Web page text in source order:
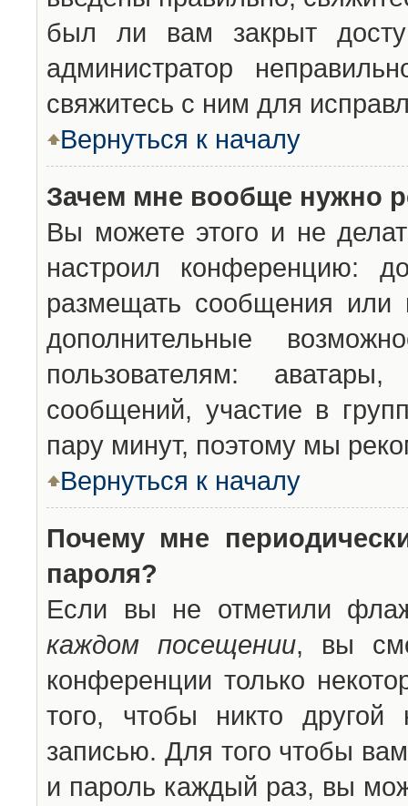
был ли вам закрыт
администратор
свяжитесь с ним для
Вернуться к началу
Зачем мне вообще нужно
Вы можете этого и не
настроил конференцию:
размещать сообщения или
дополнительные
пользователям:
сообщений, участие в
пару минут, поэтому мы
Вернуться к началу
Почему мне
пароля?
Если вы не отметили
каждом посещении, вы
конференции только
того, чтобы никто другой
записью. Для того чтобы
и пароль каждый раз, вы